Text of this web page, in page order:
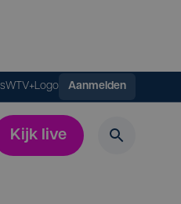
Logo Aanmelden
Kijk live